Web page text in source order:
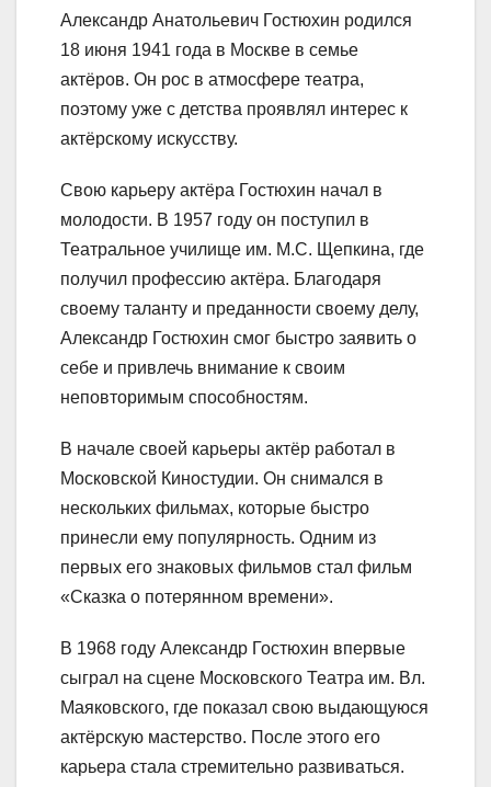
Александр Анатольевич Гостюхин родился
18 июня 1941 года в Москве в семье
актёров. Он рос в атмосфере театра,
поэтому уже с детства проявлял интерес к
актёрскому искусству.
Свою карьеру актёра Гостюхин начал в
молодости. В 1957 году он поступил в
Театральное училище им. М.С. Щепкина, где
получил профессию актёра. Благодаря
своему таланту и преданности своему делу,
Александр Гостюхин смог быстро заявить о
себе и привлечь внимание к своим
неповторимым способностям.
В начале своей карьеры актёр работал в
Московской Киностудии. Он снимался в
нескольких фильмах, которые быстро
принесли ему популярность. Одним из
первых его знаковых фильмов стал фильм
«Сказка о потерянном времени».
В 1968 году Александр Гостюхин впервые
сыграл на сцене Московского Театра им. Вл.
Маяковского, где показал свою выдающуюся
актёрскую мастерство. После этого его
карьера стала стремительно развиваться.